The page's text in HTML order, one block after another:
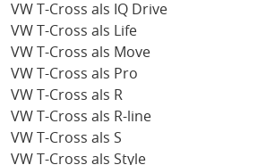
VW T-Cross als IQ Drive
VW T-Cross als Life
VW T-Cross als Move
VW T-Cross als Pro
VW T-Cross als R
VW T-Cross als R-line
VW T-Cross als S
VW T-Cross als Style